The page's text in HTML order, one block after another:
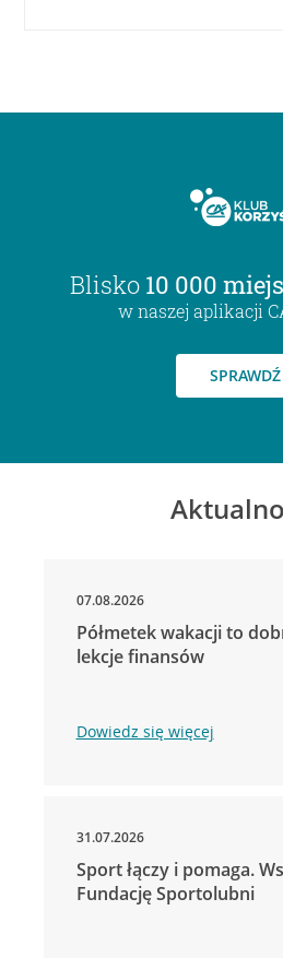
Blisko 10 000
w naszej aplikacji
SPRAWDŹ
07.08.2026
Półmetek wakacji to
lekcje finansów
Dowiedz się więcej
31.07.2026
Sport łączy i pomaga.
Fundację Sportolubni